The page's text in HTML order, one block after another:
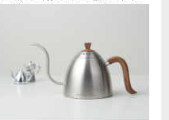
ㅣ추천상품]